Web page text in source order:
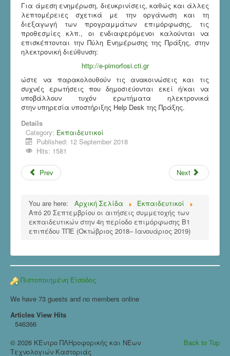
Για άμεση ενημέρωση, διευκρινίσεις, καθώς και άλλες
λεπτομέρειες σχετικά με την οργάνωση και τη
διεξαγωγή των προγραμμάτων επιμόρφωσης, τις
προθεσμίες κλπ., οι ενδιαφερόμενοι καλούνται να
επισκέπτονται την Πύλη Ενημέρωσης της Πράξης, στην
ηλεκτρονική διεύθυνση:
http://e-pimorfosi.cti.gr
ώστε να παρακολουθούν τις ανακοινώσεις και τις
συχνές ερωτήσεις που δημοσιεύονται εκεί ή/και να
υποβάλλουν τυχόν ερωτήματα ηλεκτρονικά
στην υπηρεσία υποστήριξης Help Desk της Πράξης.
Details
Category: Εκπαιδευτικοί
Published: 12 September 2018
Hits: 1581
Prev Next
You are here: Αρχική Σελίδα
Εκπαιδευτικοί
Από 20 Σεπτεμβρίου οι αιτήσεις συμμετοχής των
εκπαιδευτικών στην 4η περίοδο επιμόρφωσης Β1
επιπέδου ΤΠΕ (Οκτώβριος 2018– Ιανουάριος 2019)
Πιστοποιημένη Είσοδος
We have 73 guests and no members online
Articles View Hits
546366
Back to Top
© 2026 ΚΕντρο ΠΛΗροφορικής και ΝΕων
Τεχνολογιών Καστοριάς